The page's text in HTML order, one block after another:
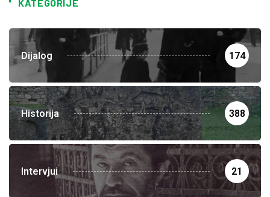
KATEGORIJE
Dijalog 174
Historija 388
Intervjui 21